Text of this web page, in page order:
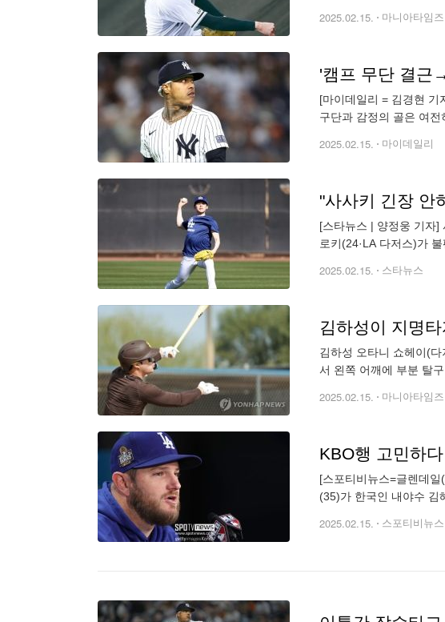
2025.02.15. 마니아타임즈
[마이데일리 = 김경현 기
구단과 감정의 골은 여
2025.02.15. 마이데일리
"사사키 긴장 안
[스타뉴스 | 양정웅 기자]
로키(24·LA 다저스)가
2025.02.15. 스타뉴스
김하성 오타니 쇼헤이(
서 왼쪽 어깨에 부분 탈
2025.02.15. 마니아타임즈
[스포티비뉴스=글렌데
(35)가 한국인 내야수 김
2025.02.15. 스포티비뉴스